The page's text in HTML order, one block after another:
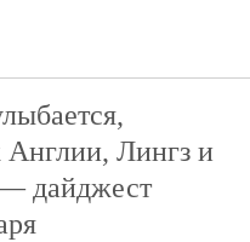
Лингз и
дайджест